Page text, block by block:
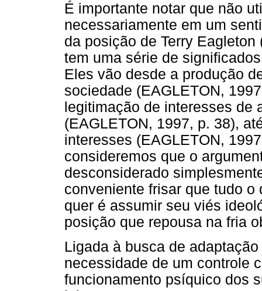
É importante notar que não
necessariamente em um
da posição de Terry
tem uma série de
Eles vão desde a produção
sociedade (EAGLETON,
legitimação de interesses de
(EAGLETON, 1997, p. 38),
interesses (EAGLETON,
consideremos que o
desconsiderado
conveniente frisar que tudo
quer é assumir seu viés
posição que repousa na fria
Ligada à busca de
necessidade de um controle
funcionamento psíquico dos